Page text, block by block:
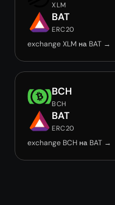
XLM
BAT
ERC20
exchange XLM на BAT →
BCH
BCH
BAT
ERC20
exchange BCH на BAT →